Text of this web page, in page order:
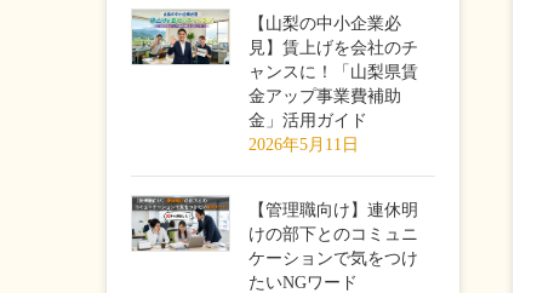
【山梨の中小企業必
見】賃上げを会社のチ
ャンスに！「山梨県賃
金アップ事業費補助
金」活用ガイド
2026年5月11日
【管理職向け】連休明
けの部下とのコミュニ
ケーションで気をつけ
たいNGワード